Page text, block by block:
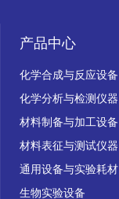
产品中心
化学合成与反应设备
化学分析与检测仪器
材料制备与加工设备
材料表征与测试仪器
通用设备与实验耗材
生物实验设备